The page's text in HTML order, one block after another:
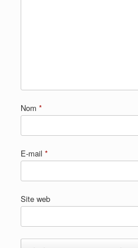
Nom *
E-mail *
Site web